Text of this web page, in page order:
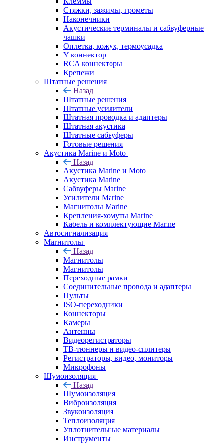
Стяжки, зажимы, грометы
Наконечники
Акустические терминалы и сабвуферные
чашки
Оплетка, кожух, термоусадка
Y-коннектор
RCA коннекторы
Крепежи
Штатные решения
Назад
Штатные решения
Штатные усилители
Штатная проводка и адаптеры
Штатная акустика
Штатные сабвуферы
Готовые решения
Акустика Marine и Moto
Назад
Акустика Marine и Moto
Акустика Marine
Сабвуферы Marine
Усилители Marine
Магнитолы Marine
Крепления-хомуты Marine
Кабель и комплектующие Marine
Автосигнализация
Магнитолы
Назад
Магнитолы
Магнитолы
Переходные рамки
Соединительные провода и адаптеры
Пульты
ISO-переходники
Коннекторы
Камеры
Антенны
Видеорегистраторы
ТВ-тюннеры и видео-сплитеры
Регистраторы, видео, мониторы
Микрофоны
Шумоизоляция
Назад
Шумоизоляция
Виброизоляция
Звукоизоляция
Теплоизоляция
Уплотнительные материалы
Инструменты